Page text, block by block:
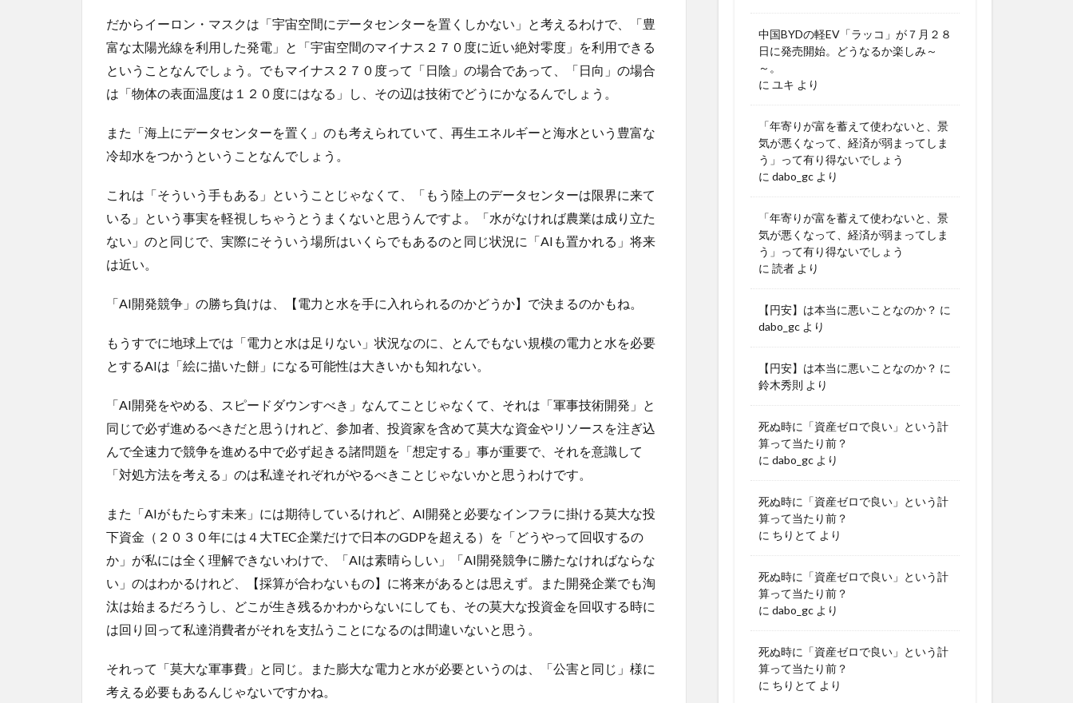
だからイーロン・マスクは「宇宙空間にデータセンターを置くしかない」と考えるわけで、「豊
富な太陽光線を利用した発電」と「宇宙空間のマイナス２７０度に近い絶対零度」を利用できる
ということなんでしょう。でもマイナス２７０度って「日陰」の場合であって、「日向」の場合
は「物体の表面温度は１２０度にはなる」し、その辺は技術でどうにかなるんでしょう。
また「海上にデータセンターを置く」のも考えられていて、再生エネルギーと海水という豊富な
冷却水をつかうということなんでしょう。
これは「そういう手もある」ということじゃなくて、「もう陸上のデータセンターは限界に来て
いる」という事実を軽視しちゃうとうまくないと思うんですよ。「水がなければ農業は成り立た
ない」のと同じで、実際にそういう場所はいくらでもあるのと同じ状況に「AIも置かれる」将来
は近い。
「AI開発競争」の勝ち負けは、【電力と水を手に入れられるのかどうか】で決まるのかもね。
もうすでに地球上では「電力と水は足りない」状況なのに、とんでもない規模の電力と水を必要
とするAIは「絵に描いた餅」になる可能性は大きいかも知れない。
「AI開発をやめる、スピードダウンすべき」なんてことじゃなくて、それは「軍事技術開発」と
同じで必ず進めるべきだと思うけれど、参加者、投資家を含めて莫大な資金やリソースを注ぎ込
んで全速力で競争を進める中で必ず起きる諸問題を「想定する」事が重要で、それを意識して
「対処方法を考える」のは私達それぞれがやるべきことじゃないかと思うわけです。
また「AIがもたらす未来」には期待しているけれど、AI開発と必要なインフラに掛ける莫大な投
下資金（２０３０年には４大TEC企業だけで日本のGDPを超える）を「どうやって回収するの
か」が私には全く理解できないわけで、「AIは素晴らしい」「AI開発競争に勝たなければならな
い」のはわかるけれど、【採算が合わないもの】に将来があるとは思えず。また開発企業でも淘
汰は始まるだろうし、どこが生き残るかわからないにしても、その莫大な投資金を回収する時に
は回り回って私達消費者がそれを支払うことになるのは間違いないと思う。
それって「莫大な軍事費」と同じ。また膨大な電力と水が必要というのは、「公害と同じ」様に
考える必要もあるんじゃないですかね。
中国BYDの軽EV「ラッコ」が７月２８
日に発売開始。どうなるか楽しみ～
～。
に ユキ より
「年寄りが富を蓄えて使わないと、景
気が悪くなって、経済が弱まってしま
う」って有り得ないでしょう
に dabo_gc より
「年寄りが富を蓄えて使わないと、景
気が悪くなって、経済が弱まってしま
う」って有り得ないでしょう
に 読者 より
【円安】は本当に悪いことなのか？ に
dabo_gc より
【円安】は本当に悪いことなのか？ に
鈴木秀則 より
死ぬ時に「資産ゼロで良い」という計
算って当たり前？
に dabo_gc より
死ぬ時に「資産ゼロで良い」という計
算って当たり前？
に ちりとて より
死ぬ時に「資産ゼロで良い」という計
算って当たり前？
に dabo_gc より
死ぬ時に「資産ゼロで良い」という計
算って当たり前？
に ちりとて より